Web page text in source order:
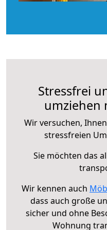
Stressfrei
umziehen
Wir versuchen,
stressfreien
Sie möchten das
Wir kennen auch
dass auch große
sicher und ohne
Wohnung